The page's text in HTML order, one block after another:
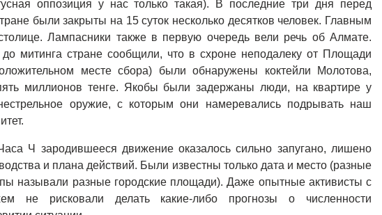
оппозиция у нас только такая). В последние три дня перед
были закрыты на 15 суток несколько десятков человек. Главным
Лампасники также в первую очередь вели речь об Алмате.
до митинга стране сообщили, что в схроне неподалеку от Площади
месте сбора) были обнаружены коктейли Молотова,
миллионов тенге. Якобы были задержаны люди, на квартире у
оружие, с которым они намеревались подрывать наш
Ч зародившееся движение оказалось сильно запугано, лишено
и плана действий. Были известны только дата и место (разные
называли разные городские площади). Даже опытные активисты с
не рисковали делать какие-либо прогнозы о численности